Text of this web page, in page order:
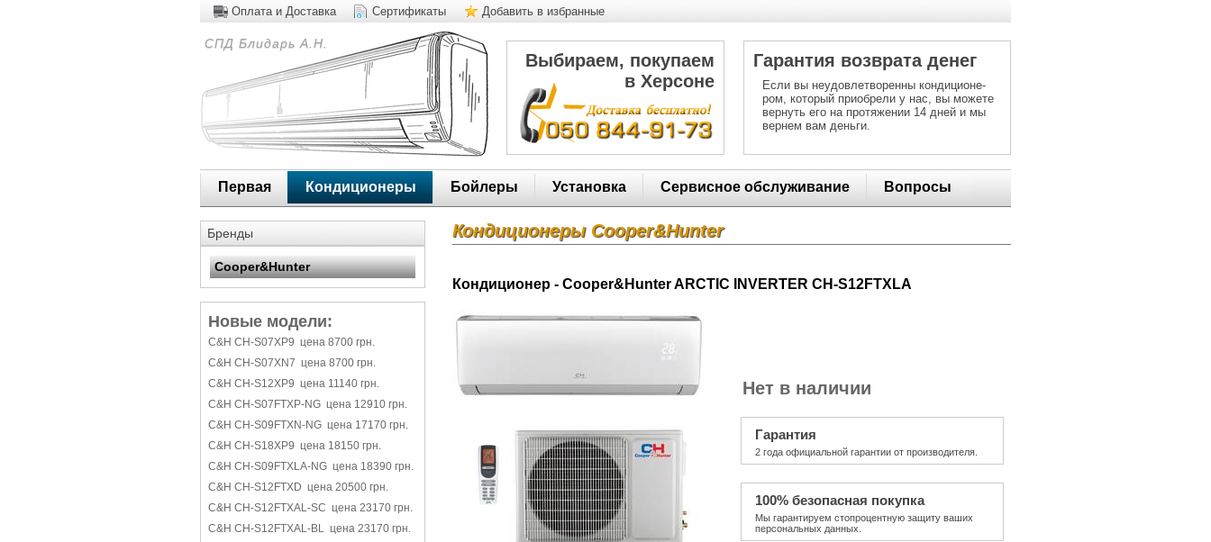
Оплата и Доставка Сертификаты Добавить в избранные
СПД Блидарь А.Н.
Выбираем, покупаем
в Херсоне
Гарантия возврата денег
Если вы неудовлетворенны кондиционе-
ром, который приобрели у нас, вы можете
вернуть его на протяжении 14 дней и мы
вернем вам деньги.
Первая Кондиционеры Бойлеры Установка Сервисное обслуживание Вопросы
Бренды
Cooper&Hunter
Новые модели:
C&H CH-S07XP9 цена 8700 грн.
C&H CH-S07XN7 цена 8700 грн.
C&H CH-S12XP9 цена 11140 грн.
C&H CH-S07FTXP-NG цена 12910 грн.
C&H CH-S09FTXN-NG цена 17170 грн.
C&H CH-S18XP9 цена 18150 грн.
C&H CH-S09FTXLA-NG цена 18390 грн.
C&H CH-S12FTXD цена 20500 грн.
C&H CH-S12FTXAL-SC цена 23170 грн.
C&H CH-S12FTXAL-BL цена 23170 грн.
Кондиционеры Cooper&Hunter
Кондиционер - Cooper&Hunter ARCTIC INVERTER CH-S12FTXLA
Нет в наличии
Гарантия
2 года официальной гарантии от производителя.
100% безопасная покупка
Мы гарантируем стопроцентную защиту ваших
персональных данных.